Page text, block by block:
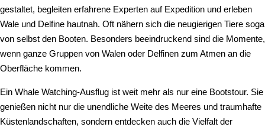
gestaltet, begleiten erfahrene Experten auf Expedition und erleben
Wale und Delfine hautnah. Oft nähern sich die neugierigen Tiere
von selbst den Booten. Besonders beeindruckend sind die Momente,
wenn ganze Gruppen von Walen oder Delfinen zum Atmen an die
Oberfläche kommen.
Ein Whale Watching-Ausflug ist weit mehr als nur eine Bootstour. Sie
genießen nicht nur die unendliche Weite des Meeres und traumhafte
Küstenlandschaften, sondern entdecken auch die Vielfalt der